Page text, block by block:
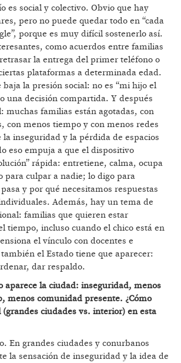
es social y colectivo. Obvio que hay
pero no puede quedar todo en “cada
porque es muy difícil sostenerlo así.
como acuerdos entre familias
la entrega del primer teléfono o
plataformas a determinada edad.
baja la presión social: no es “mi hijo el
una decisión compartida. Y después
muchas familias están agotadas, con
con menos tiempo y con menos redes
la inseguridad y la pérdida de espacios
eso empuja a que el dispositivo
rápida: entretiene, calma, ocupa
para culpar a nadie; lo digo para
y por qué necesitamos respuestas
Además, hay un tema de
familias que quieren estar
tiempo, incluso cuando el chico está en
el vínculo con docentes e
el Estado tiene que aparecer:
dar respaldo.
aparece la ciudad: inseguridad, menos
menos comunidad presente. ¿Cómo
ciudades vs. interior) en esta
En grandes ciudades y conurbanos
la sensación de inseguridad y la idea de